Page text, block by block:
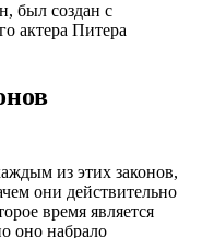
был создан с
актера Питера
из этих законов,
они действительно
время является
оно набрало